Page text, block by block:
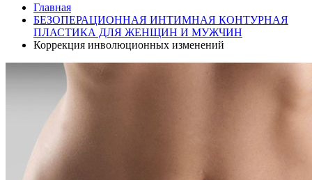
Главная
БЕЗОПЕРАЦИОННАЯ ИНТИМНАЯ КОНТУРНАЯ
ПЛАСТИКА ДЛЯ ЖЕНЩИН И МУЖЧИН
Коррекция инволюционных изменений